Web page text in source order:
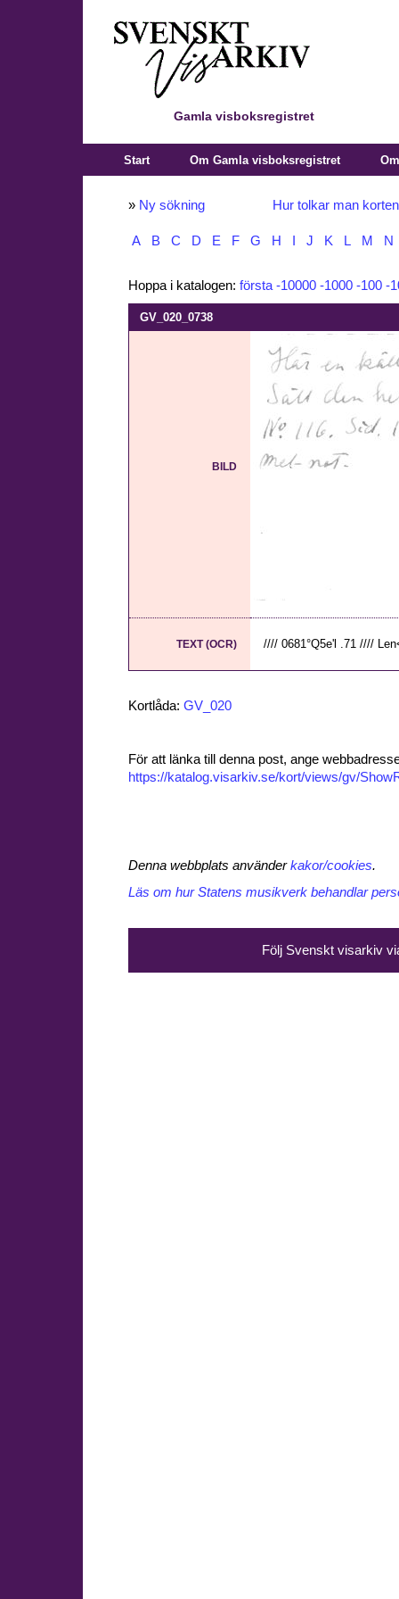
Gamla visboksregistret
Start Om Gamla visboksregistret
» Ny sökning Hur tolkar man
A B C D E F G H J K L M N
Hoppa i katalogen: första -10000 -1000 -100 -
GV_020_0738
BILD
TEXT (OCR) //// 0681°Q5e'l .71 ////
Kortlåda: GV_020
För att länka till denna post, ange
https://katalog.visarkiv.se/kort/views/gv/
Denna webbplats använderkakor/cookies.
Läs om hur Statens musikverk behandlar
Följ Svenskt visarkiv